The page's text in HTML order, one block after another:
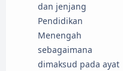
dan jenjang
Pendidikan
Menengah
sebagaimana
dimaksud pada ayat